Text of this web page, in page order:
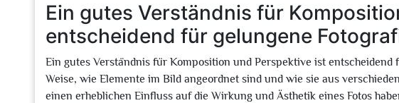
Ein gutes Verständnis für
entscheidend für gelungene
Ein gutes Verständnis für Komposition und Perspektive ist
Weise, wie Elemente im Bild angeordnet sind und wie sie aus
einen erheblichen Einfluss auf die Wirkung und Ästhetik eines Fotos